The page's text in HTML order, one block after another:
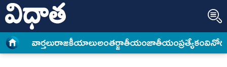
వార్త‌లురాజకీయాలుఅంత‌ర్జాతీయంజాతీయంప్రత్యేకం